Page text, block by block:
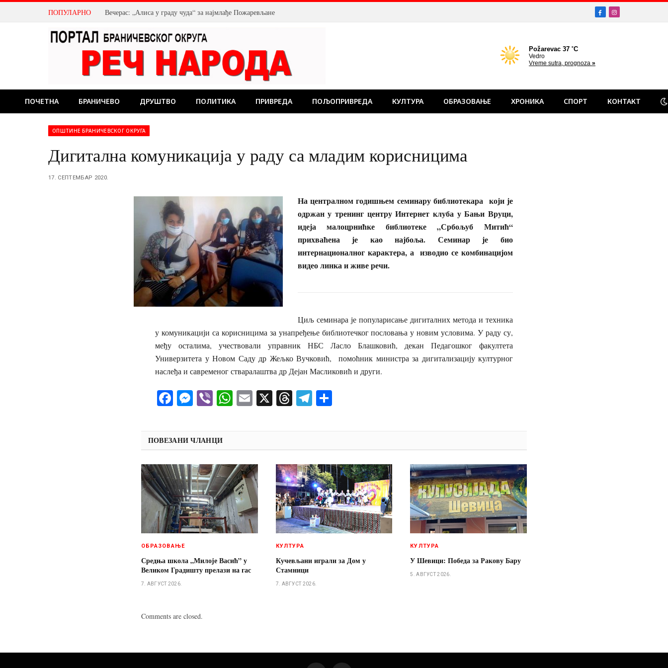
ПОПУЛАРНО Вечерас: „Алиса у граду чуда“ за најмлађе Пожаревљане FacebookInstagram
ПОЧЕТНА БРАНИЧЕВО ДРУШТВО ПОЛИТИКА ПРИВРЕДА ПОЉОПРИВРЕДА КУЛТУРА ОБРАЗОВАЊЕ ХРОНИКА СПОРТ КОНТАКТ
ОПШТИНЕ БРАНИЧЕВСКОГ ОКРУГА
Дигитална комуникација у раду са младим корисницима
17. СЕПТЕМБАР 2020.
На централном годишњем семинару библиотекара који је
одржан у тренинг центру Интернет клуба у Бањи Вруци,
идеја малоцрнићке библиотеке „Србољуб Митић“
прихваћена је као најбоља. Семинар је био
интернационалног карактера, а изводио се комбинацијом
видео линка и живе речи.
Циљ семинара је популарисање дигиталних метода и техника
у комуникацији са корисницима за унапређење библиотечког пословања у новим условима. У раду су,
међу осталима, учествовали управник НБС Ласло Блашковић, декан Педагошког факултета
Универзитета у Новом Саду др Жељко Вучковић, помоћник министра за дигитализацију културног
наслеђа и савременог стваралаштва др Дејан Масликовић и други.
Facebook
Messenger
ViberWhatsApp
Email
X ThreadsTelegram
ПОВЕЗАНИ ЧЛАНЦИ
ОБРАЗОВАЊЕ
Средња школа „Милоје Васић” у
Великом Градишту прелази на гас
7. АВГУСТ 2026.
КУЛТУРА
Кучевљани играли за Дом у
Стамници
7. АВГУСТ 2026.
КУЛТУРА
У Шевици: Победа за Ракову Бару
5. АВГУСТ 2026.
Comments are closed.